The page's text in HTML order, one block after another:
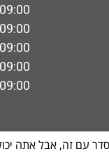
09:00 - 16:00
09:00 - 16:00
09:00 - 16:00
09:00 - 16:00
09:00 - 16:00
עם זה, אבל אתה